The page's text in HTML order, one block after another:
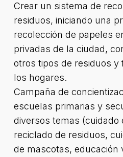
Crear un sistema de
residuos, iniciando una
recolección de papeles
privadas de la ciudad,
otros tipos de residuos y
los hogares.
Campaña de
escuelas primarias y
diversos temas (cuidado
reciclado de residuos,
de mascotas, educación